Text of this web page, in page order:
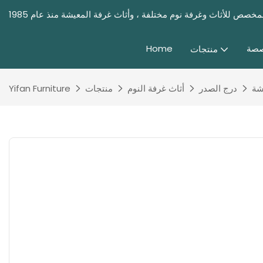
Home منتجات
Yifan Furniture منتجات أثاث غرفة النوم درج الصدر